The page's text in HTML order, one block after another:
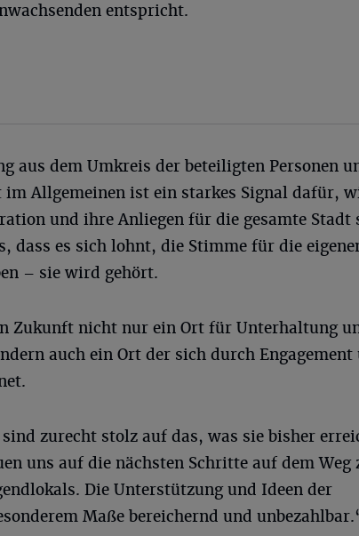
entspricht.
aus dem Umkreis der beteiligten Personen
Allgemeinen ist ein starkes Signal dafür,
und ihre Anliegen für die gesamte Stadt
dass es sich lohnt, die Stimme für die
– sie wird gehört.
Zukunft nicht nur ein Ort für Unterhaltung
auch ein Ort der sich durch Engagement
sind zurecht stolz auf das, was sie bisher
uns auf die nächsten Schritte auf dem Weg
Die Unterstützung und Ideen der
Maße bereichernd und